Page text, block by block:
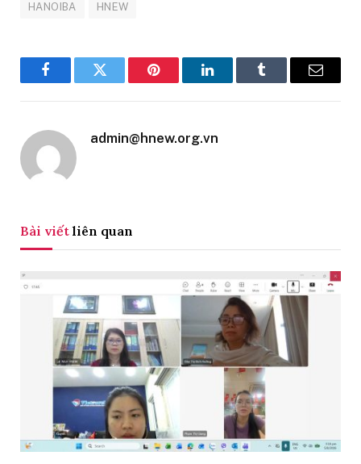
HANOIBA HNEW
FacebookTwitter Pinterest LinkedInTumblr Email
admin@hnew.org.vn
Bài viết liên quan